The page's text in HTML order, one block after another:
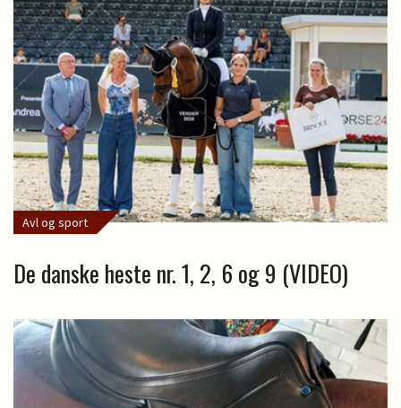
Avl og sport
De danske heste nr. 1, 2, 6 og 9 (VIDEO)